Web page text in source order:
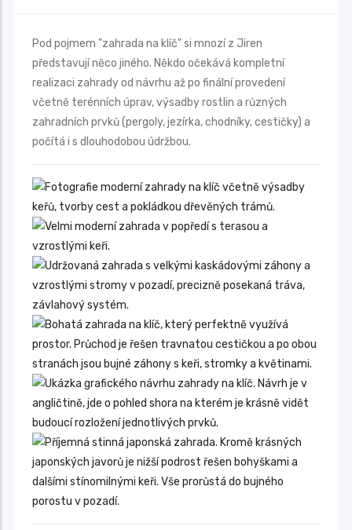
Pod pojmem "zahrada na klíč" si mnozí z Jiren
představují něco jiného. Někdo očekává kompletní
realizaci zahrady od návrhu až po finální provedení
včetně terénních úprav, výsadby rostlin a různých
zahradních prvků (pergoly, jezírka, chodníky, cestičky) a
počítá i s dlouhodobou údržbou.